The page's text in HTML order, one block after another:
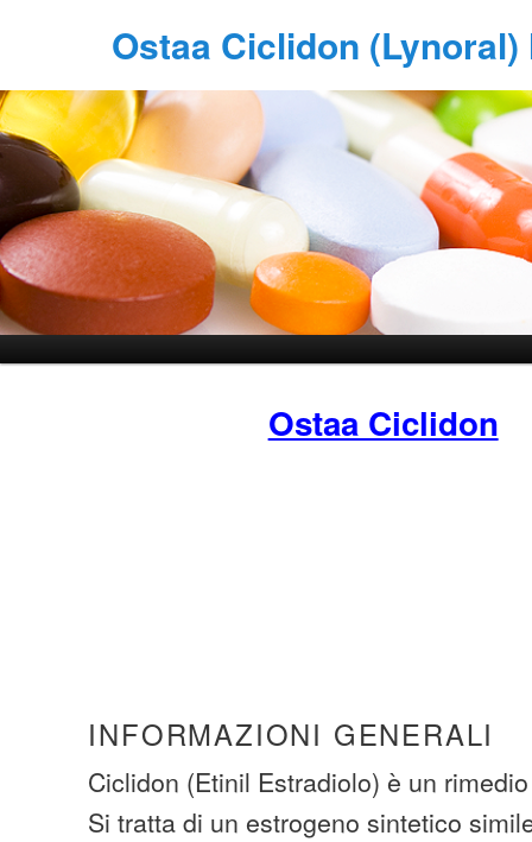
Ostaa Ciclidon
Ostaa Ciclidon
INFORMAZIONI GENERALI
Ciclidon (Etinil Estradiolo) è un
Si tratta di un estrogeno sintetico